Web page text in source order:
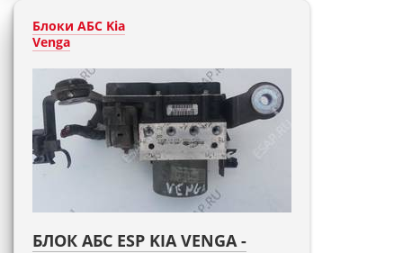
Блоки АБС Kia
Venga
БЛОК АБС ESP KIA VENGA -